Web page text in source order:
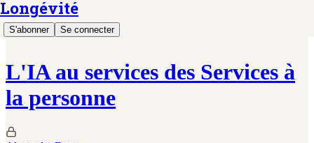
Longévité
S'abonner Se connecter
L'IA au services des Services à
la personne